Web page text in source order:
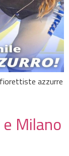
azzurre
Milano